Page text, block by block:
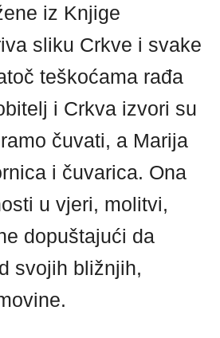
iz Knjige
sliku Crkve i svake
teškoćama rađa
i Crkva izvori su
čuvati, a Marija
i čuvarica. Ona
u vjeri, molitvi,
dopuštajući da
svojih bližnjih,